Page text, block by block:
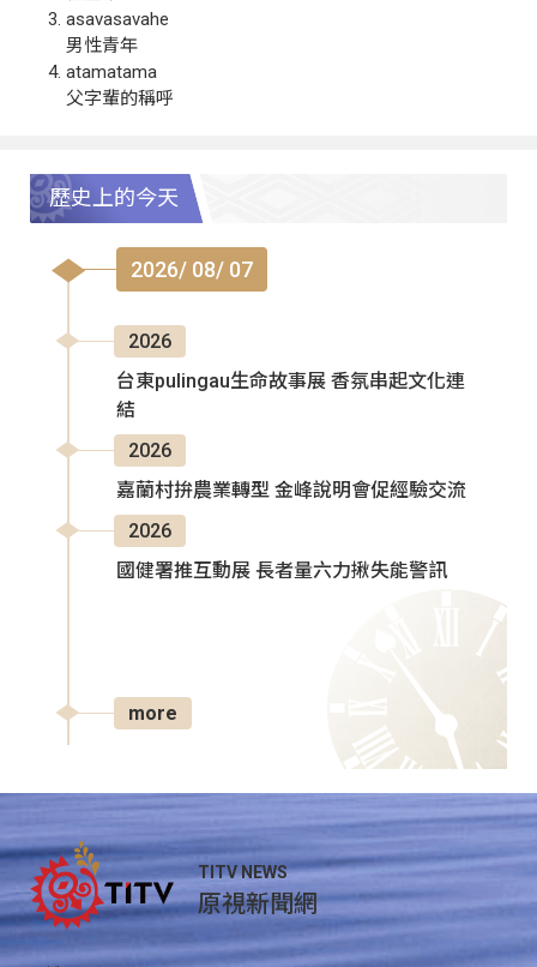
asavasavahe
男性青年
atamatama
父字輩的稱呼
歷史上的今天
2026/ 08/ 07
2026
台東pulingau生命故事展 香氛串起文化連
結
2026
嘉蘭村拚農業轉型 金峰說明會促經驗交流
2026
國健署推互動展 長者量六力揪失能警訊
more
TITV NEWS
原視新聞網